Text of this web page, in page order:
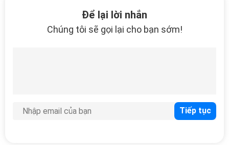
Để lại lời nhắn
Chúng tôi sẽ gọi lại cho bạn sớm!